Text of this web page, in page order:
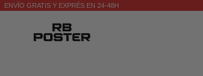
ENVÍO GRATIS Y EXPRÉS EN 24-48H
RB POSTER